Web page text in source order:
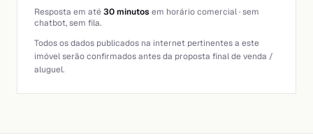
Resposta em até30 minutos em horário comercial · sem
chatbot, sem fila.
Todos os dados publicados na internet pertinentes a este
imóvel serão confirmados antes da proposta final de venda /
aluguel.